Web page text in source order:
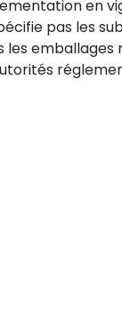
en
pas les
emballages